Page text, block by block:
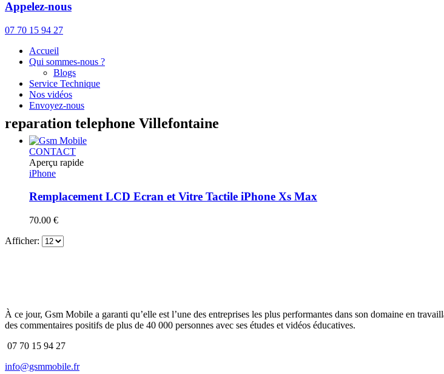
Appelez-nous
07 70 15 94 27
Accueil
Qui sommes-nous ?
Blogs
Service Technique
Nos vidéos
Envoyez-nous
reparation telephone Villefontaine
CONTACT
Aperçu rapide
iPhone
Remplacement LCD Ecran et Vitre Tactile iPhone Xs Max
70.00 €
Afficher:
À ce jour, Gsm Mobile a garanti qu’elle est l’une des entreprises les plus performantes dans son domaine en
des commentaires positifs de plus de 40 000 personnes avec ses études et vidéos éducatives.
07 70 15 94 27
info@gsmmobile.fr